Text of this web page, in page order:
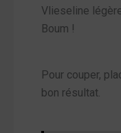
Vlieseline
Boum !
Pour couper,
bon résultat.